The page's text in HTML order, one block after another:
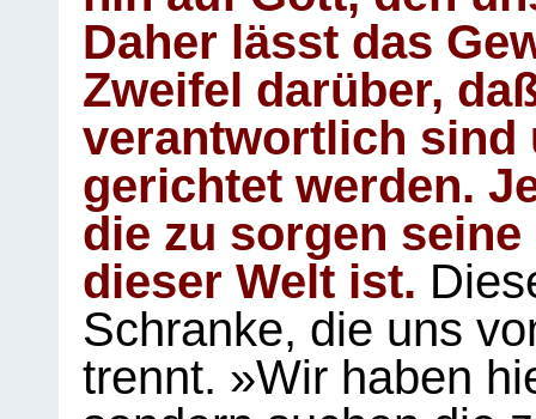
Daher lässt das
Zweifel darüber,
verantwortlich sind
gerichtet werden.
die zu sorgen
dieser Welt ist.
Schranke, die uns
trennt. »Wir haben